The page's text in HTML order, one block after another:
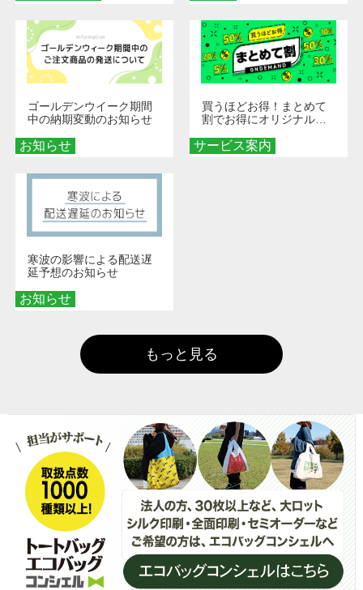
お知らせ
ゴールデンウイーク期間
中の納期変動のお知らせ
サービス案内
買うほどお得！まとめて
割でお得にオリジナルグ
お知らせ
寒波の影響による配送遅
延予想のお知らせ
もっと見る